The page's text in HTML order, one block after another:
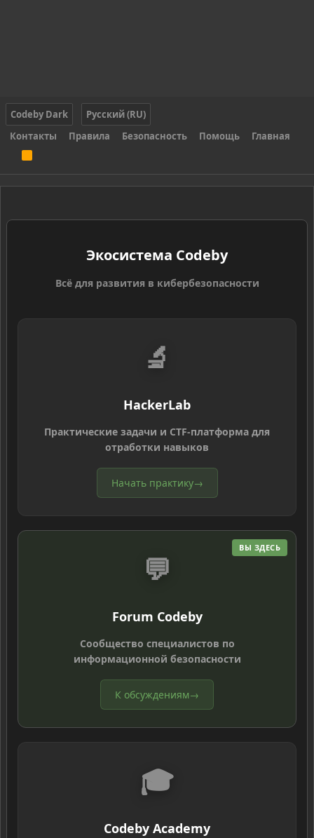
Codeby Dark
Русский (RU)
Контакты
Правила Безопасность Помощь Главная
S
Экосистема Codeby
Всё для развития в кибербезопасности
🔬
HackerLab
Практические задачи и CTF-платформа для
отработки навыков
Начать практику→
ВЫ ЗДЕСЬ
💬
Forum Codeby
Сообщество специалистов по
информационной безопасности
К обсуждениям→
🎓
Codeby Academy